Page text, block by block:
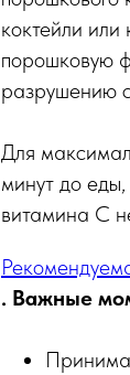
коктейли
порошковую
разрушению
Для
минут до
витамина С
. Важные